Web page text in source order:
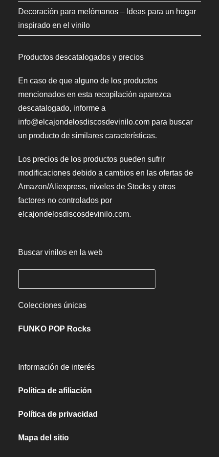
Decoración para melómanos – Ideas para un hogar
inspirado en el vinilo
Productos descatalogados y precios
En caso de que alguno de los productos
mencionados en esta recopilación aparezca
descatalogado, informe a
info@elcajondelosdiscosdevinilo.com para buscar
un producto de similares características.
Los precios de los productos pueden sufrir
modificaciones debido a cambios en las ofertas de
Amazon/Aliexpress, niveles de Stocks y otros
factores no controlados por
elcajondelosdiscosdevinilo.com.
Buscar vinilos en la web
Colecciones únicas
FUNKO POP Rocks
Información de interés
Política de afiliación
Política de privacidad
Mapa del sitio